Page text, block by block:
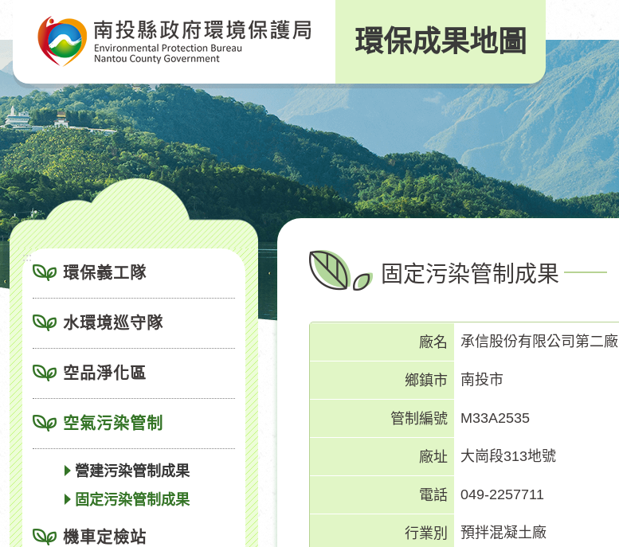
要
內
容
區
塊
環保成果地圖
:::
環保義工隊
水環境巡守隊
空品淨化區
空氣污染管制
營建污染管制成果
固定污染管制成果
機車定檢站
固定污染管制成果
廠名 承信股份有限公司第二廠
鄉鎮市 南投市
管制編號 M33A2535
廠址 大崗段313地號
電話 049-2257711
行業別 預拌混凝土廠